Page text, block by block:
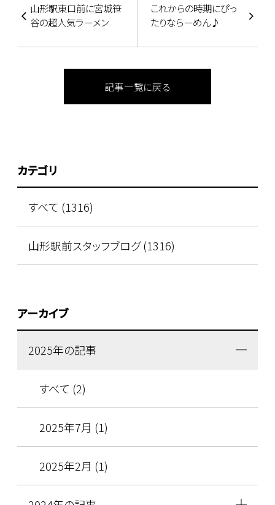
山形駅東口前に宮城笹
谷の超人気ラーメン
これからの時期にぴっ
たりならーめん♪
記事一覧に戻る
カテゴリ
すべて (1316)
山形駅前スタッフブログ (1316)
アーカイブ
2025年の記事
すべて (2)
2025年7月 (1)
2025年2月 (1)